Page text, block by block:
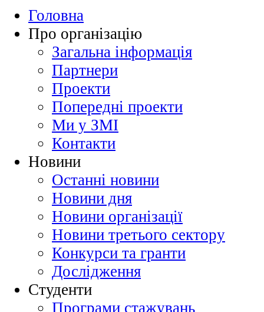
Головна
Про організацію
Загальна інформація
Партнери
Проекти
Попередні проекти
Ми у ЗМІ
Контакти
Новини
Останні новини
Новини дня
Новини організації
Новини третього сектору
Конкурси та гранти
Дослідження
Студенти
Програми стажувань